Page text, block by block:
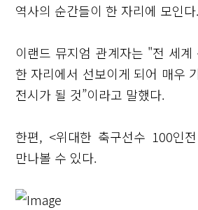
역사의 순간들이 한 자리에 모인다.
이랜드 뮤지엄 관계자는 "전 세
한 자리에서 선보이게 되어 매우
전시가 될 것”이라고 말했다.
한편, <위대한 축구선수 100인
만나볼 수 있다.